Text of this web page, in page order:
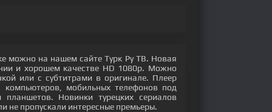
можно на нашем сайте Турк Ру ТВ. Новая
и хорошем качестве HD 1080p. Можно
или с субтитрами в оригинале. Плеер
мобильных телефонов под
Новинки турецких сериалов
не пропускали интересные премьеры.